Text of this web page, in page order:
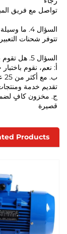
تواصل مع فريق
السؤال 4. ما وسيلة النقل؟
تتوفر شحنات
السؤال 5. هل تقوم باختبار جميع منتجاتك قبل التسليم؟
أ: نعم، نقوم باختبار جميع
تقديم خدمة
قصيرة
Products